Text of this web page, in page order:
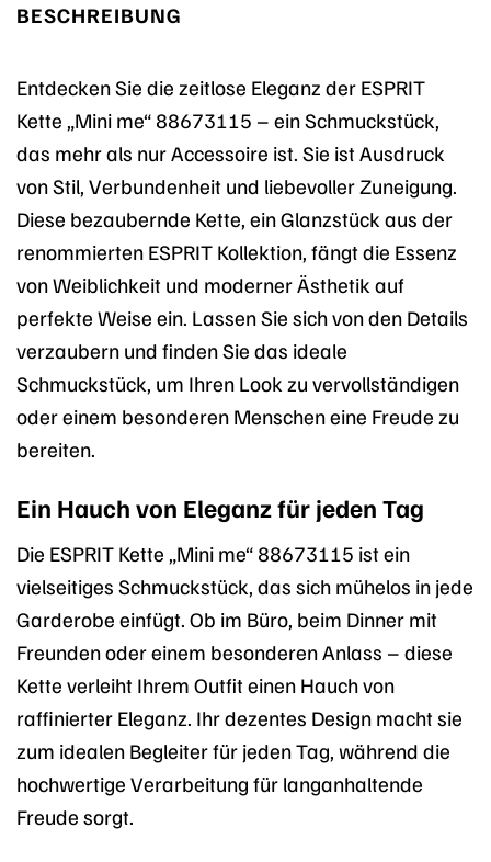
BESCHREIBUNG
Entdecken Sie die zeitlose Eleganz der ESPRIT
Kette „Mini me“ 88673115 – ein Schmuckstück,
das mehr als nur Accessoire ist. Sie ist Ausdruck
von Stil, Verbundenheit und liebevoller Zuneigung.
Diese bezaubernde Kette, ein Glanzstück aus der
renommierten ESPRIT Kollektion, fängt die Essenz
von Weiblichkeit und moderner Ästhetik auf
perfekte Weise ein. Lassen Sie sich von den Details
verzaubern und finden Sie das ideale
Schmuckstück, um Ihren Look zu vervollständigen
oder einem besonderen Menschen eine Freude zu
bereiten.
Ein Hauch von Eleganz für jeden Tag
Die ESPRIT Kette „Mini me“ 88673115 ist ein
vielseitiges Schmuckstück, das sich mühelos in jede
Garderobe einfügt. Ob im Büro, beim Dinner mit
Freunden oder einem besonderen Anlass – diese
Kette verleiht Ihrem Outfit einen Hauch von
raffinierter Eleganz. Ihr dezentes Design macht sie
zum idealen Begleiter für jeden Tag, während die
hochwertige Verarbeitung für langanhaltende
Freude sorgt.